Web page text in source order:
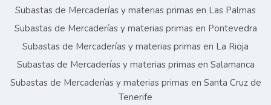
Subastas de Mercaderías y materias primas en Las Palmas
Subastas de Mercaderías y materias primas en Pontevedra
Subastas de Mercaderías y materias primas en La Rioja
Subastas de Mercaderías y materias primas en Salamanca
Subastas de Mercaderías y materias primas en Santa Cruz de
Tenerife